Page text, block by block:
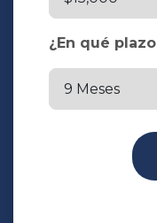
¿En qué